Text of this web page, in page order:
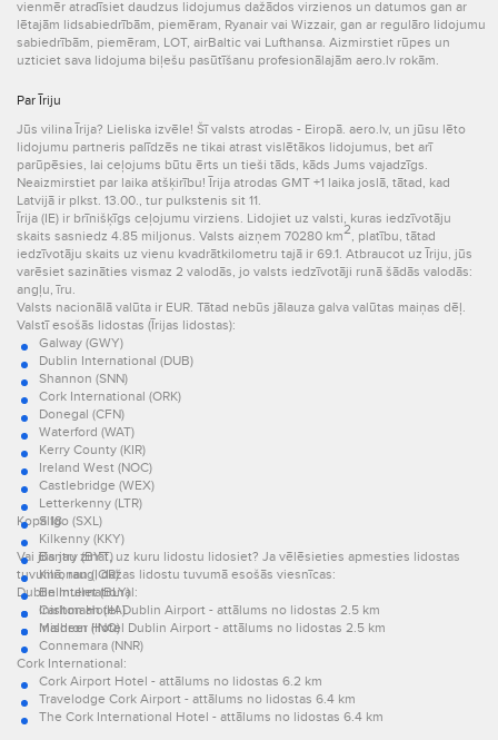
vienmēr atradīsiet daudzus lidojumus dažādos virzienos un datumos gan ar
lētajām lidsabiedrībām, piemēram, Ryanair vai Wizzair, gan ar regulāro lidojumu
sabiedrībām, piemēram, LOT, airBaltic vai Lufthansa. Aizmirstiet rūpes un
uzticiet sava lidojuma biļešu pasūtīšanu profesionālajām aero.lv rokām.
Par Īriju
Jūs vilina Īrija? Lieliska izvēle! Šī valsts atrodas - Eiropā. aero.lv, un jūsu lēto
lidojumu partneris palīdzēs ne tikai atrast vislētākos lidojumus, bet arī
parūpēsies, lai ceļojums būtu ērts un tieši tāds, kāds Jums vajadzīgs.
Neaizmirstiet par laika atšķirību! Īrija atrodas GMT +1 laika joslā, tātad, kad
Latvijā ir plkst. 13.00., tur pulkstenis sit 11.
Īrija (IE) ir brīnišķīgs ceļojumu virziens. Lidojiet uz valsti, kuras iedzīvotāju
skaits sasniedz 4.85 miljonus. Valsts aizņem 70280 km2, platību, tātad
iedzīvotāju skaits uz vienu kvadrātkilometru tajā ir 69.1. Atbraucot uz Īriju, jūs
varēsiet sazināties vismaz 2 valodās, jo valsts iedzīvotāji runā šādās valodās:
angļu, īru.
Valsts nacionālā valūta ir EUR. Tātad nebūs jālauza galva valūtas maiņas dēļ.
Valstī esošās lidostas (Īrijas lidostas):
Galway (GWY)
Dublin International (DUB)
Shannon (SNN)
Cork International (ORK)
Donegal (CFN)
Waterford (WAT)
Kerry County (KIR)
Ireland West (NOC)
Castlebridge (WEX)
Letterkenny (LTR)
Sligo (SXL)
Kilkenny (KKY)
Bantry (BYT)
Kilronan (IOR)
Belmullet (BLY)
Inishmaan (IIA)
Inisheer (INQ)
Connemara (NNR)
Kopā 18.
Vai jūs jau zināt, uz kuru lidostu lidosiet? Ja vēlēsieties apmesties lidostas
tuvumā, raug, dažas lidostu tuvumā esošās viesnīcas:
Dublin International:
Carlton Hotel Dublin Airport - attālums no lidostas 2.5 km
Maldron Hotel Dublin Airport - attālums no lidostas 2.5 km
Cork International:
Cork Airport Hotel - attālums no lidostas 6.2 km
Travelodge Cork Airport - attālums no lidostas 6.4 km
The Cork International Hotel - attālums no lidostas 6.4 km